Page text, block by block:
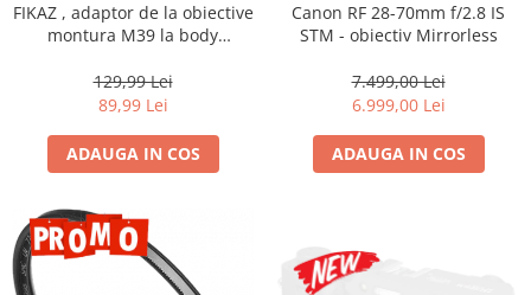
FIKAZ , adaptor de la obiective
montura M39 la body
129,99 Lei
89,99 Lei
ADAUGA IN COS
Canon RF 28-70mm f/2.8 IS
STM - obiectiv Mirrorless
7.499,00 Lei
6.999,00 Lei
ADAUGA IN COS